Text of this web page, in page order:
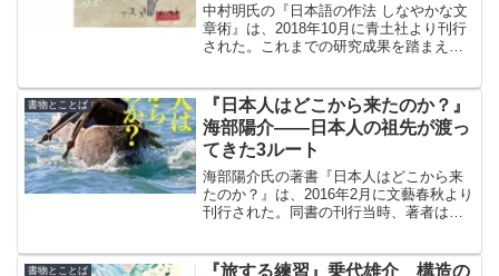
中村明氏の『日本語の作法 しなやかな文
章術』は、2018年10月に青土社より刊行
された。これまでの研究成果を踏まえな
書物とことば
『日本人はどこから来たのか？』
海部陽介――日本人の祖先が渡っ
てきた3ルート
海部陽介氏の著書『日本人はどこから来
たのか？』は、2016年2月に文藝春秋より
刊行された。同書の刊行当時、著者は国
に書かれている。
書物とことば
『旅する練習』乗代雄介 構造の